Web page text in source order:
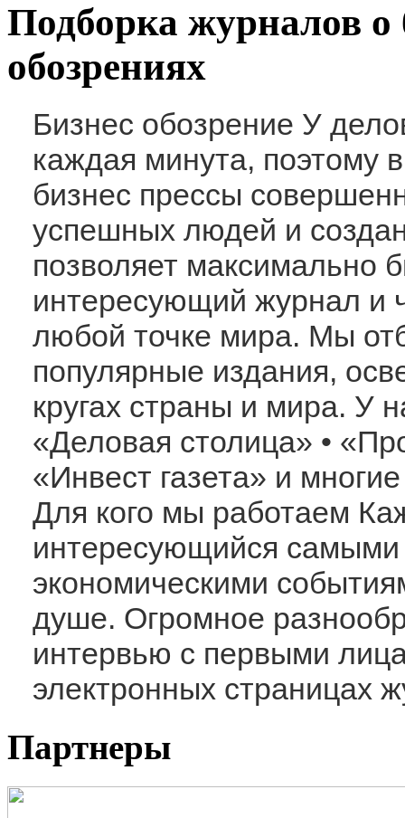
Подборка журналов о
обозрениях
Бизнес обозрение У
каждая минута, поэтому
бизнес прессы
успешных людей и
позволяет максимально
интересующий журнал и
любой точке мира. Мы
популярные издания,
кругах страны и мира. У
«Деловая столица» •
«Инвест газета» и
Для кого мы работаем
интересующийся
экономическими
душе. Огромное
интервью с первыми
электронных страницах
Партнеры